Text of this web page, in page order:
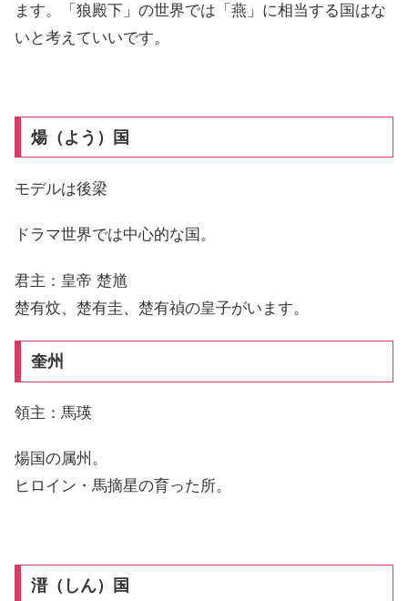
ます。「狼殿下」の世界では「燕」に相当する国はな
いと考えていいです。
煬（よう）国
モデルは後梁
ドラマ世界では中心的な国。
君主：皇帝 楚馗
楚有炆、楚有圭、楚有禎の皇子がいます。
奎州
領主：馬瑛
煬国の属州。
ヒロイン・馬摘星の育った所。
溍（しん）国